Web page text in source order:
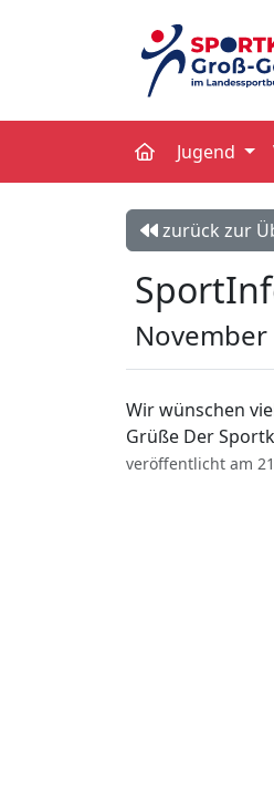
Jugend
zurück zur
November
Wir wünschen
Grüße Der
veröffentlicht am